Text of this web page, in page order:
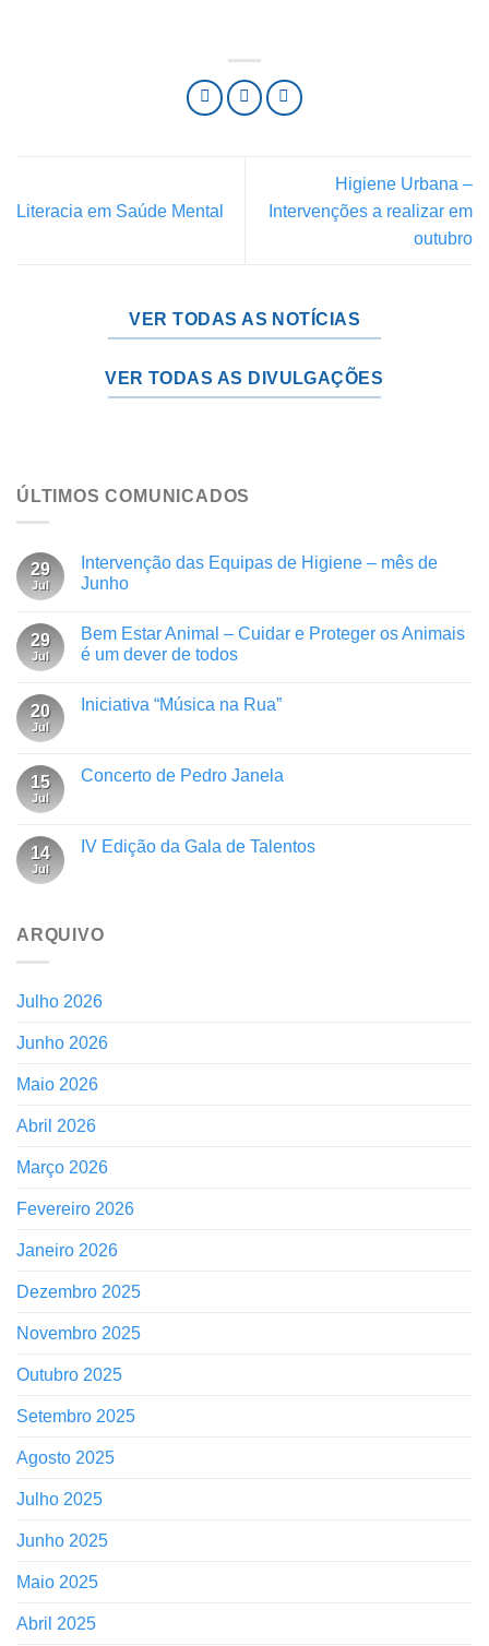
Literacia em Saúde Mental
Higiene Urbana –
Intervenções a realizar em
outubro
VER TODAS AS NOTÍCIAS
VER TODAS AS DIVULGAÇÕES
ÚLTIMOS COMUNICADOS
29
Jul
Intervenção das Equipas de Higiene – mês de
Junho
29
Jul
Bem Estar Animal – Cuidar e Proteger os Animais
é um dever de todos
20
Jul
Iniciativa “Música na Rua”
15
Jul
Concerto de Pedro Janela
14
Jul
IV Edição da Gala de Talentos
ARQUIVO
Julho 2026
Junho 2026
Maio 2026
Abril 2026
Março 2026
Fevereiro 2026
Janeiro 2026
Dezembro 2025
Novembro 2025
Outubro 2025
Setembro 2025
Agosto 2025
Julho 2025
Junho 2025
Maio 2025
Abril 2025